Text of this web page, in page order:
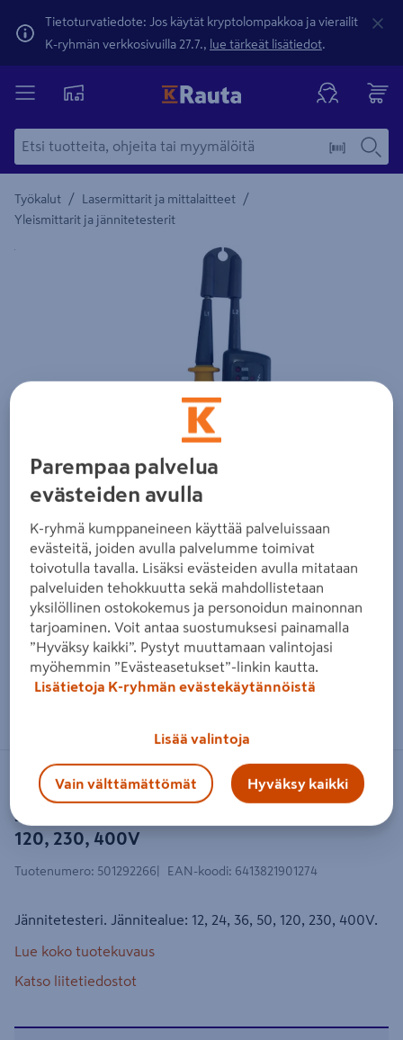
Tietoturvatiedote: Jos käytät kryptolompakkoa ja vierailit
K-ryhmän verkkosivuilla 27.7., lue tärkeät lisätiedot.
Työkalut / Lasermittarit ja mittalaitteet /
Yleismittarit ja jännitetesterit
Yksityiskohtainen kuvaus löytyy Tuotteen kuvaus -
Zoomaa kuvaa sormilla kosketusnäytöllä
Jännitetesteri OPAL 12, 24, 36, 50,
120, 230, 400V
OPAL
Tuotenumero: 501292266 EAN-koodi: 6413821901274
Jännitetesteri. Jännitealue: 12, 24, 36, 50, 120, 230, 400V.
Lue koko tuotekuvaus
Katso liitetiedostot
Parempaa palvelua
evästeiden avulla
K-ryhmä kumppaneineen käyttää palveluissaan
evästeitä, joiden avulla palvelumme toimivat
toivotulla tavalla. Lisäksi evästeiden avulla mitataan
palveluiden tehokkuutta sekä mahdollistetaan
yksilöllinen ostokokemus ja personoidun mainonnan
tarjoaminen. Voit antaa suostumuksesi painamalla
”Hyväksy kaikki”. Pystyt muuttamaan valintojasi
myöhemmin ”Evästeasetukset”-linkin kautta.
Lisätietoja K-ryhmän evästekäytännöistä
Lisää valintoja
Vain välttämättömät Hyväksy kaikki